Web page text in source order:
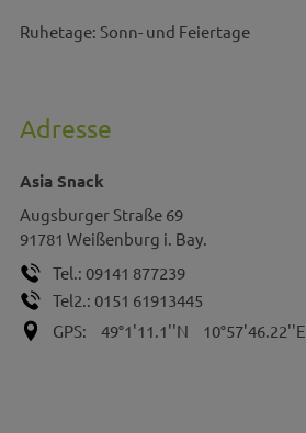
Ruhetage: Sonn- und Feiertage
Adresse
Asia Snack
Augsburger Straße 69
91781 Weißenburg i. Bay.
Tel.: 09141 877239
Tel2.: 0151 61913445
GPS:
49°1'11.1''N 10°57'46.22''E